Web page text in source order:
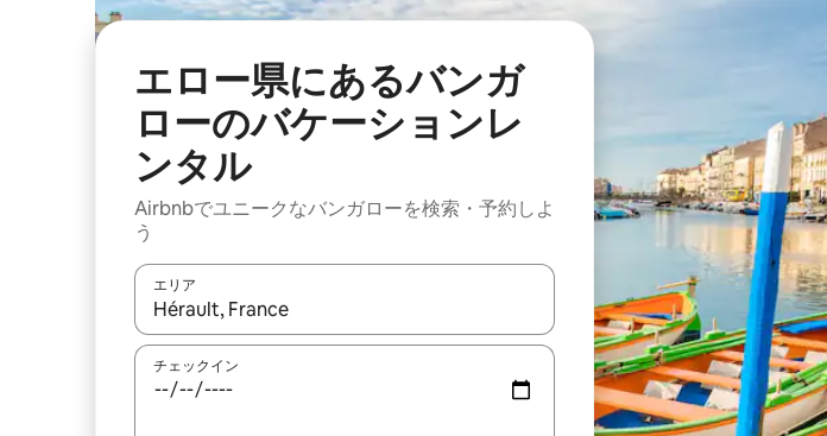
エロー県にあるバンガ
ローのバケーションレ
ンタル
Airbnbでユニークなバンガローを検索・予約しよ
う
エリア
検索結果が表示されたら、上下の矢印キーを使って移動するか、画面をタッチまたはスワ
チェックイン